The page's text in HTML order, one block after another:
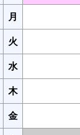
月
火
水
木
金